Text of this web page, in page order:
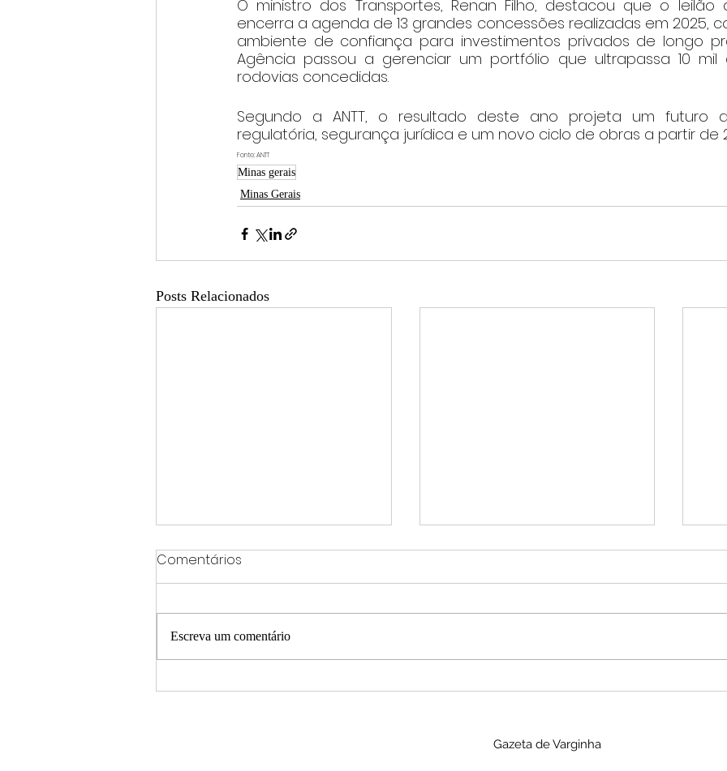
O ministro dos Transportes, Renan Filho, destacou que o leilão
encerra a agenda de 13 grandes concessões realizadas em 2025,
ambiente de confiança para investimentos privados de longo
Agência passou a gerenciar um portfólio que ultrapassa 10 mil
rodovias concedidas.
Segundo a ANTT, o resultado deste ano projeta um futuro
regulatória, segurança jurídica e um novo ciclo de obras a partir de
Fonte: ANTT
Minas gerais
Minas Gerais
Posts Relacionados
Google é condenado a
Missão do SINDVEL ao
Vale da Eletrônica
PF
Comentários
Escreva um comentário
Gazeta de Varginha